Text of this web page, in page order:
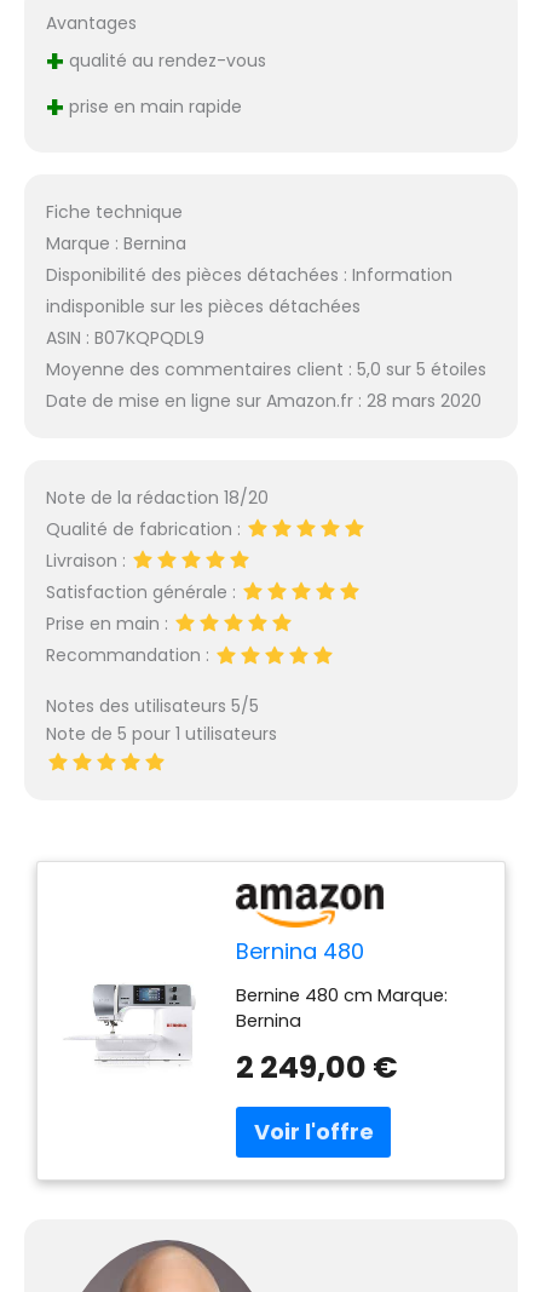
Avantages
+ qualité au rendez-vous
+ prise en main rapide
Fiche technique
Marque : Bernina
Disponibilité des pièces détachées : Information
indisponible sur les pièces détachées
ASIN : B07KQPQDL9
Moyenne des commentaires client : 5,0 sur 5 étoiles
Date de mise en ligne sur Amazon.fr : 28 mars 2020
Note de la rédaction 18/20
Qualité de fabrication :
Livraison :
Satisfaction générale :
Prise en main :
Recommandation :
Notes des utilisateurs 5/5
Note de 5 pour 1 utilisateurs
Bernina 480
Bernine 480 cm Marque:
Bernina
2 249,00 €